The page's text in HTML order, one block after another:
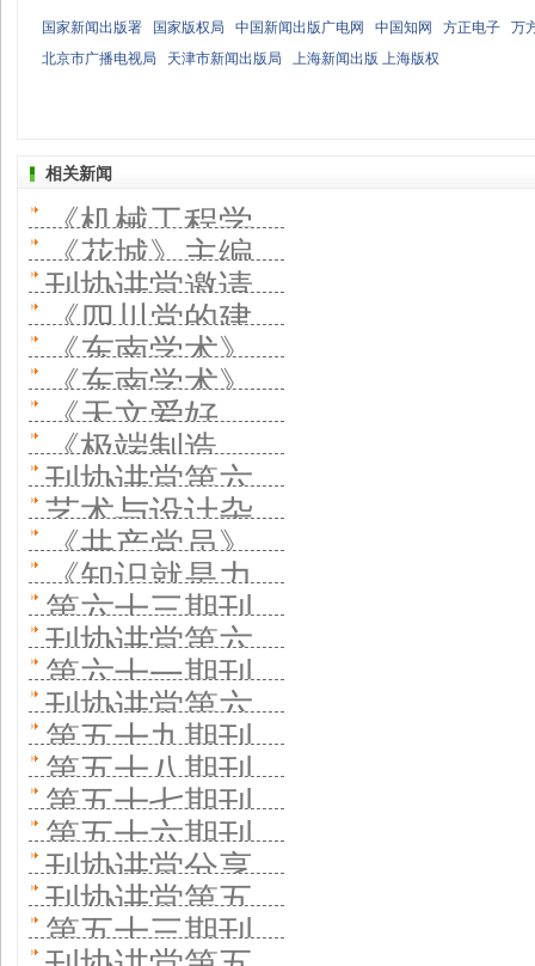
国家新闻出版署 国家版权局 中国新闻出版广电网 中国知网 方正电子
万
北京市广播电视局
天津市新闻出版局 上海新闻出版 上海版权
相关新闻
《机械工程学
报》主编走进
刊协讲堂 服务
国家战略建
好“三个团队”
《花城》主编
在刊协讲堂分
享经验 文学期
刊如何紧跟时
代繁荣大众文
学
刊协讲堂邀请
《科幻世界》
分享经验 一本
刊如何变成一
个文化平台
《四川党的建
设》杂志社负
责人在刊协讲
堂分享经验 “三
个”创新推进系
统性变革
《东南学术》
负责人在刊协
讲堂分享经验
搭建多元学术
平台助力青年
学者与编辑
《东南学术》
负责人在刊协
讲堂分享经验
搭建多元学术
平台助力青年
学者与编辑
《天文爱好
者》杂志社社
长在刊协讲堂
分享经验 科普
期刊如何留住
用户
《极端制造
（英文）》：
汇全球智力做
一本好刊
刊协讲堂第六
十七期举行 综
合性英文体育
学术期刊如何
跨学科办刊
艺术与设计杂
志社社长在刊
协讲堂分享 服
务国家发展探
索细分市场
《共产党员》
总编辑在刊协
讲堂分享创新
实践经验 坚持
特色发展 打造
比较优势
《知识就是力
量》主编在刊
协讲堂分享经
验 科普期刊如
何探索科普新
生态
第六十三期刊
协讲堂活动举
行 《中国国家
地理》杂志社
分享“深耕”“裂
变”理念
刊协讲堂第六
十二期举行
《能源与环境
材料》主编分
享期刊质量坚
守
第六十一期刊
协讲堂在京举
办 分享《分子
植物》建设一
流科技期刊经
验
刊协讲堂第六
十期开讲 上海
交大期刊中心
分享集群建设
经验
第五十九期刊
协讲堂开讲 关
注《天然气工
业》杂志创新
实践
第五十八期刊
协讲堂开讲 老
干部之家杂志
社社长谈老年
第五十七期刊
协讲堂开讲 南
京农业大学英
第五十六期刊
协讲堂开讲
《中州学刊》
刊协讲堂分享
文学期刊办刊
刊协讲堂第五
十四期分享办
第五十三期刊